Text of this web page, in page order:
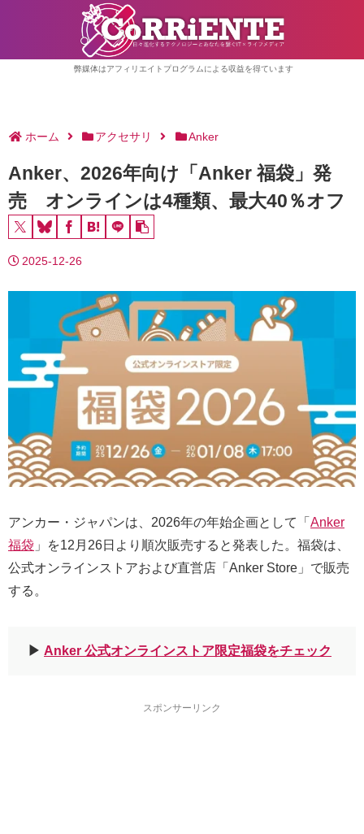
弊媒体はアフィリエイトプログラムによる収益を得ています
ホーム アクセサリ Anker
Anker、2026年向け「Anker 福袋」発
売 オンラインは4種類、最大40％オフ
2025-12-26
アンカー・ジャパンは、2026年の年始企画として「 Anker
福袋 」を12月26日より順次販売すると発表した。福袋は、
公式オンラインストアおよび直営店「Anker Store」で販売
する。
▶︎ Anker 公式オンラインストア限定福袋をチェック
スポンサーリンク